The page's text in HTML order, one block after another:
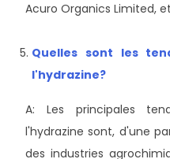
Acuro Organics Limited,
Quelles sont les
l'hydrazine?
A: Les principales
l'hydrazine sont, d'une
des industries